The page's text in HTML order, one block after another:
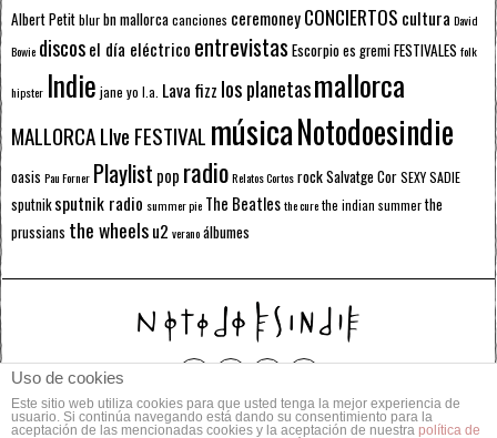
Albert Petitblurbn mallorcacanciones ceremoneyCONCIERTOS cultura David
Bowie discosel día eléctrico entrevistas Escorpioes gremiFESTIVALES folk
hipster Indie jane yo l.a. Lava fizz los planetasmallorca
MALLORCA LIve FESTIVAL músicaNotodoesindie
oasis Pau Forner Playlist pop radioRelatos CortosrockSalvatge CorSEXY SADIE
sputnik sputnik radio summer pie The Beatlesthe curethe indian summerthe
prussians the wheelsu2 veranoálbumes
© 2014 Todos los derechos reservados.
Uso de cookies
Este sitio web utiliza cookies para que usted tenga la mejor experiencia de
usuario. Si continúa navegando está dando su consentimiento para la
aceptación de las mencionadas cookies y la aceptación de nuestra política de